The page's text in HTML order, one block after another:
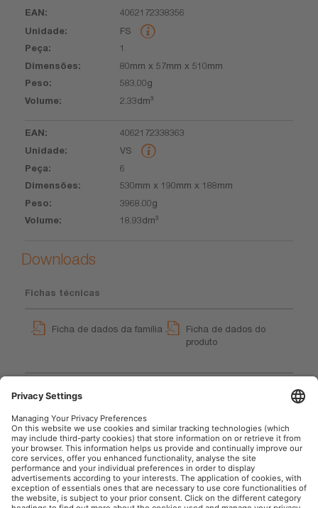
EAN Peça Dimensões
4062172338356
FS
1
80mm x 57mm x 510mm
583.00g
2.33dm³
4062172338363
VS
6
530mm x 190mm x 188mm
3968.00g
18.93dm³
Downloads
Fichas técnicas
Ficha de dados da família
Ficha de dados do
produto
LEDinspect UTILITY 1000
User instruction
OSRAM Automóvel nas Redes Sociais